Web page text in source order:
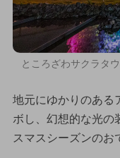
ところざわサクラタ
地元にゆかりのある
ボし、幻想的な光の
スマスシーズンのお